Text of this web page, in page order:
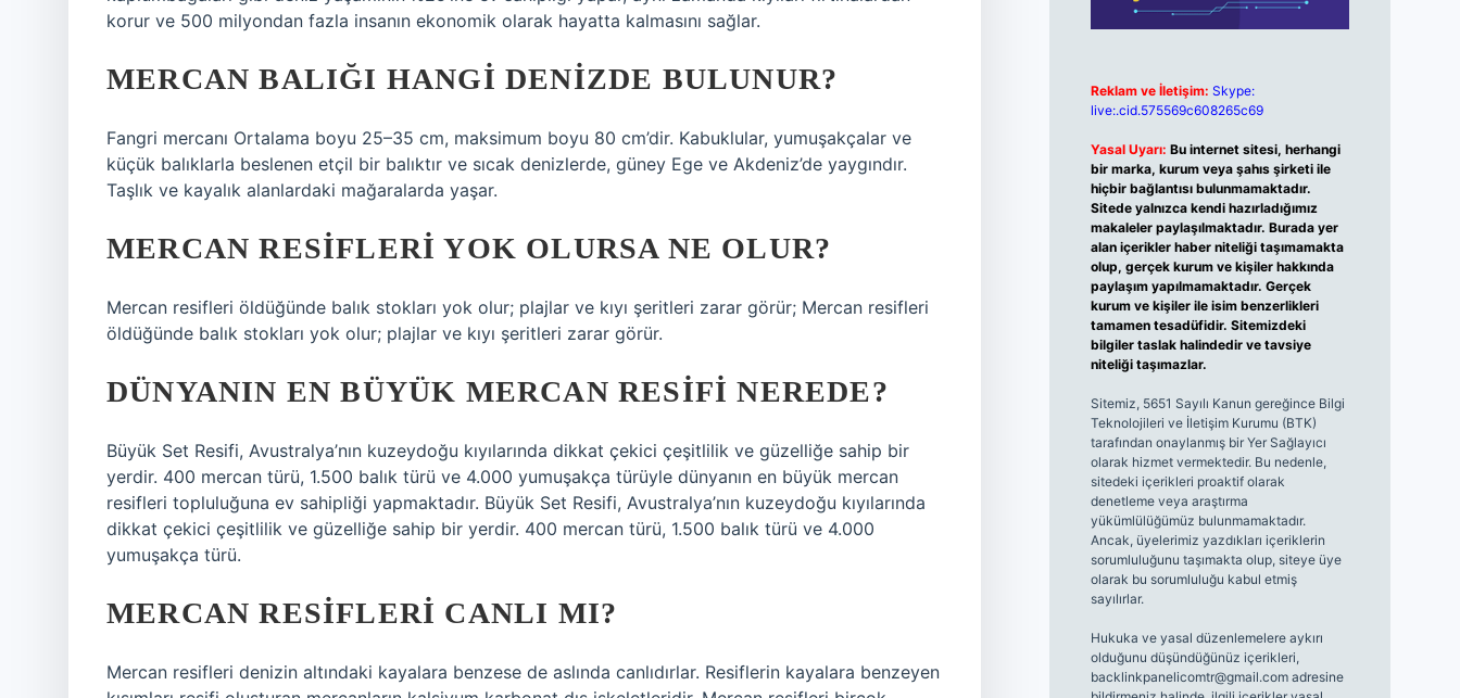
korur ve 500 milyondan fazla insanın ekonomik olarak hayatta kalmasını sağlar.
MERCAN BALIĞI HANGI DENIZDE BULUNUR?
Fangri mercanı Ortalama boyu 25–35 cm, maksimum boyu 80 cm’dir. Kabuklular, yumuşakçalar ve
küçük balıklarla beslenen etçil bir balıktır ve sıcak denizlerde, güney Ege ve Akdeniz’de yaygındır.
Taşlık ve kayalık alanlardaki mağaralarda yaşar.
MERCAN RESIFLERI YOK OLURSA NE OLUR?
Mercan resifleri öldüğünde balık stokları yok olur; plajlar ve kıyı şeritleri zarar görür; Mercan resifleri
öldüğünde balık stokları yok olur; plajlar ve kıyı şeritleri zarar görür.
DÜNYANIN EN BÜYÜK MERCAN RESIFI NEREDE?
Büyük Set Resifi, Avustralya’nın kuzeydoğu kıyılarında dikkat çekici çeşitlilik ve güzelliğe sahip bir
yerdir. 400 mercan türü, 1.500 balık türü ve 4.000 yumuşakça türüyle dünyanın en büyük mercan
resifleri topluluğuna ev sahipliği yapmaktadır. Büyük Set Resifi, Avustralya’nın kuzeydoğu kıyılarında
dikkat çekici çeşitlilik ve güzelliğe sahip bir yerdir. 400 mercan türü, 1.500 balık türü ve 4.000
yumuşakça türü.
MERCAN RESIFLERI CANLI MI?
Mercan resifleri denizin altındaki kayalara benzese de aslında canlıdırlar. Resiflerin kayalara benzeyen
Reklam ve İletişim: Skype:
live:.cid.575569c608265c69
Yasal Uyarı: Bu internet sitesi, herhangi
bir marka, kurum veya şahıs şirketi ile
hiçbir bağlantısı bulunmamaktadır.
Sitede yalnızca kendi hazırladığımız
makaleler paylaşılmaktadır. Burada yer
alan içerikler haber niteliği taşımamakta
olup, gerçek kurum ve kişiler hakkında
paylaşım yapılmamaktadır. Gerçek
kurum ve kişiler ile isim benzerlikleri
tamamen tesadüfidir. Sitemizdeki
bilgiler taslak halindedir ve tavsiye
niteliği taşımazlar.
Sitemiz, 5651 Sayılı Kanun gereğince Bilgi
Teknolojileri ve İletişim Kurumu (BTK)
tarafından onaylanmış bir Yer Sağlayıcı
olarak hizmet vermektedir. Bu nedenle,
sitedeki içerikleri proaktif olarak
denetleme veya araştırma
yükümlülüğümüz bulunmamaktadır.
Ancak, üyelerimiz yazdıkları içeriklerin
sorumluluğunu taşımakta olup, siteye üye
olarak bu sorumluluğu kabul etmiş
sayılırlar.
Hukuka ve yasal düzenlemelere aykırı
olduğunu düşündüğünüz içerikleri,
backlinkpanelicomtr@gmail.comadresine